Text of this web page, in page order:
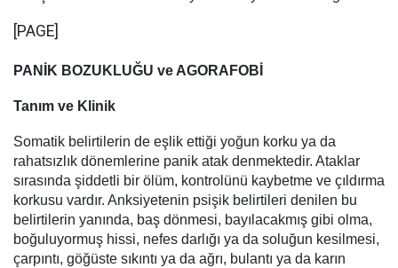
[PAGE]
PANİK BOZUKLUĞU ve AGORAFOBİ
Tanım ve Klinik
Somatik belirtilerin de eşlik ettiği yoğun korku ya da
rahatsızlık dönemlerine panik atak denmektedir. Ataklar
sırasında şiddetli bir ölüm, kontrolünü kaybetme ve çıldırma
korkusu vardır. Anksiyetenin psişik belirtileri denilen bu
belirtilerin yanında, baş dönmesi, bayılacakmış gibi olma,
boğuluyormuş hissi, nefes darlığı ya da soluğun kesilmesi,
çarpıntı, göğüste sıkıntı ya da ağrı, bulantı ya da karın